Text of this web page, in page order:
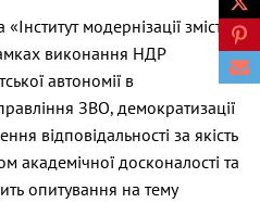
модернізації змісту
виконання НДР
автономії в
ЗВО, демократизації
відповідальності за якість
академічної досконалості та
опитування на тему